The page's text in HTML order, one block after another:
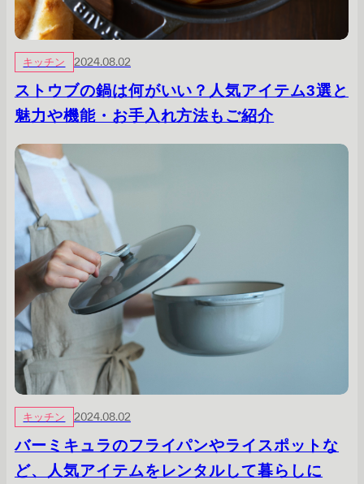
キッチン 2024.08.02
ストウブの鍋は何がいい？人気アイテム3選と
魅力や機能・お手入れ方法もご紹介
キッチン 2024.08.02
バーミキュラのフライパンやライスポットな
ど、人気アイテムをレンタルして暮らしに